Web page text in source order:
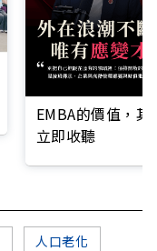
EMBA的價值，
立即收聽
人口老化